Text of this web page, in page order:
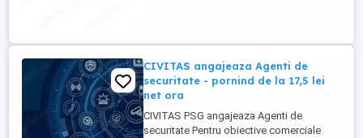
CIVITAS angajeaza Agenti de
securitate - pornind de la 17,5 lei
net ora
CIVITAS PSG angajeaza Agenti de
securitate Pentru obiective comerciale